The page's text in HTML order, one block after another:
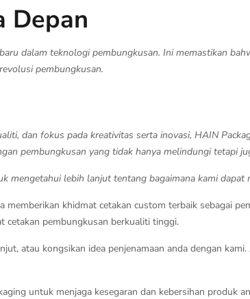
Depan
dalam teknologi pembungkusan. Ini memastikan
pembungkusan.
dan fokus pada kreativitas serta inovasi, HAIN
pembungkusan yang tidak hanya melindungi tetapi
mengetahui lebih lanjut tentang bagaimana kami dapat
memberikan khidmat cetakan custom terbaik sebagai
cetakan pembungkusan berkualiti tinggi.
atau kongsikan idea penjenamaan anda dengan
untuk menjaga kesegaran dan kebersihan produk